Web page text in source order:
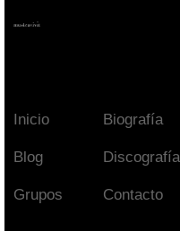
Inicio Biografía
Blog Discografía
Grupos Contacto